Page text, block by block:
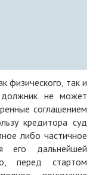
физического, так и
должник не может
соглашением
кредитора суд
либо частичное
его дальнейшей
перед стартом